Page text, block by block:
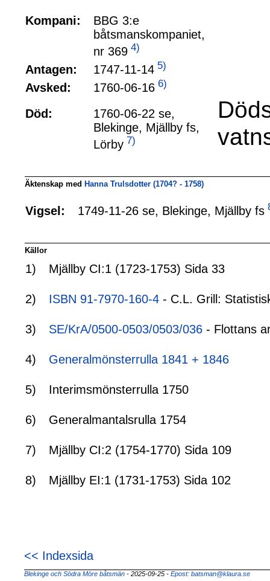
Kompani:
BBG 3:e
båtsmanskompaniet,
nr 369 4)
Antagen: 1747-11-14 5)
Avsked: 1760-06-16 6)
Död:
1760-06-22 se,
Blekinge, Mjällby fs,
Lörby 7)
Äktenskap med Hanna Trulsdotter (1704? - 1758)
Vigsel: 1749-11-26 se, Blekinge, Mjällby fs
Källor
1) Mjällby CI:1 (1723-1753) Sida 33
2) ISBN 91-7970-160-4 - C.L. Grill:
3) SE/KrA/0500-0503/0503/036 - Flottans
4) Generalmönsterrulla 1841 + 1846
5) Interimsmönsterrulla 1750
6) Generalmantalsrulla 1754
7) Mjällby CI:2 (1754-1770) Sida 109
8) Mjällby EI:1 (1731-1753) Sida 102
<< Indexsida
Blekinge och Södra Möre båtsmän - 2025-09-25 - Epost: batsman@klaura.se